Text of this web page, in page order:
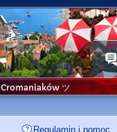
ツ
Regulamin i pomoc